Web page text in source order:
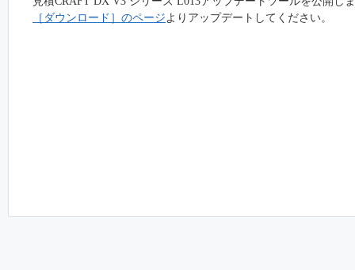
［ダウンロード］のページよりアップデートしてください。